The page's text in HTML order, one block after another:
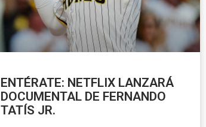
ENTÉRATE: NETFLIX LANZARÁ
DOCUMENTAL DE FERNANDO
TATÍS JR.